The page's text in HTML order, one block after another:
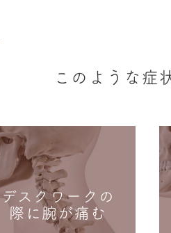
このような症
デスクワークの
際に腕が痛む